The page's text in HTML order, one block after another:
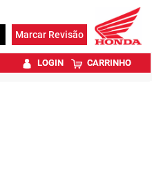
Marcar Revisão
LOGIN CARRINHO